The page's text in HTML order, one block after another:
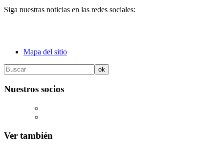
Siga nuestras noticias en las redes sociales:
Mapa del sitio
Nuestros socios
Ver también